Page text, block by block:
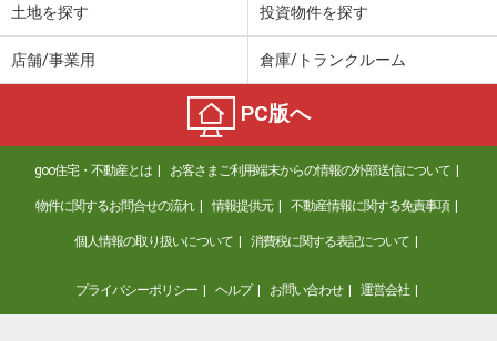
土地を探す 投資物件を探す
店舗/事業用 倉庫/トランクルーム
PC版へ
goo住宅・不動産とは お客さまご利用端末からの情報の外部送信について
物件に関するお問合せの流れ 情報提供元 不動産情報に関する免責事項
個人情報の取り扱いについて 消費税に関する表記について
プライバシーポリシー ヘルプ お問い合わせ 運営会社